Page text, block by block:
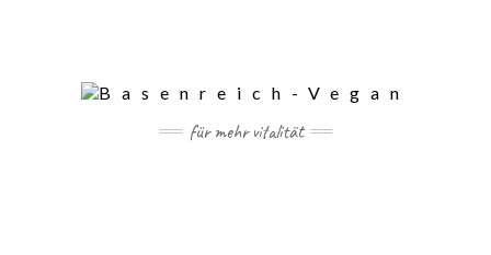
für mehr vitalität